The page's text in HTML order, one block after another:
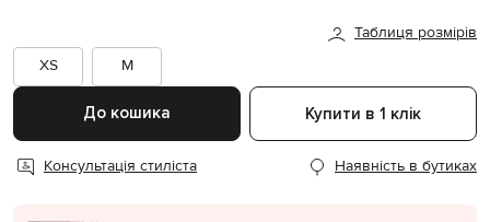
Таблиця розмірів
XS
M
До кошика Купити в 1 клік
Консультація стиліста Наявність в бутиках